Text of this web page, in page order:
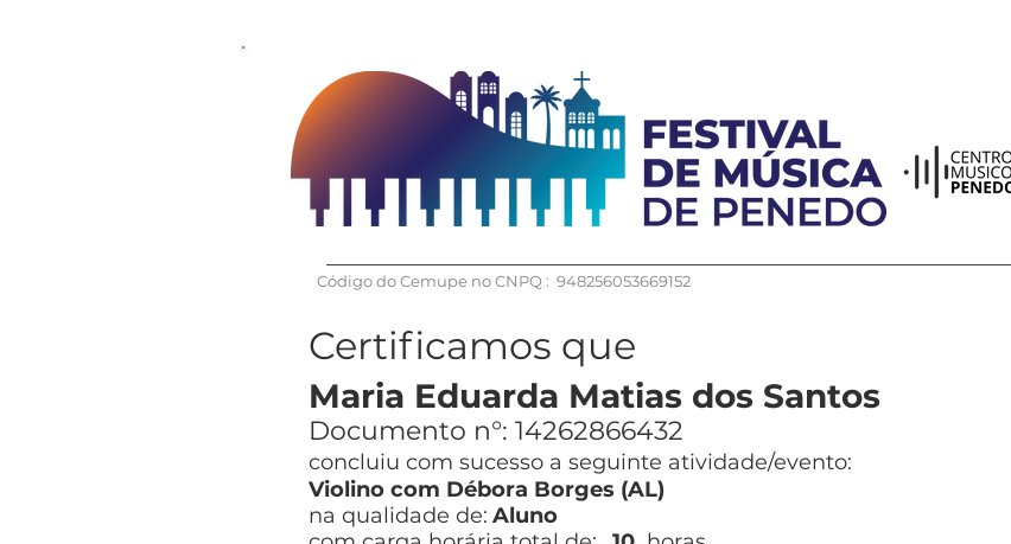
Código do Cemupe no CNPQ : 948256053669152
Certificamos que
Maria Eduarda Matias dos Santos
Documento n°: 14262866432
concluiu com sucesso a seguinte atividade/evento:
Violino com Débora Borges (AL)
na qualidade de: Aluno